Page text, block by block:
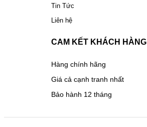
Tin Tức
Liên hệ
CAM KẾT KHÁCH HÀNG
Hàng chính hãng
Giá cả cạnh tranh nhất
Bảo hành 12 tháng